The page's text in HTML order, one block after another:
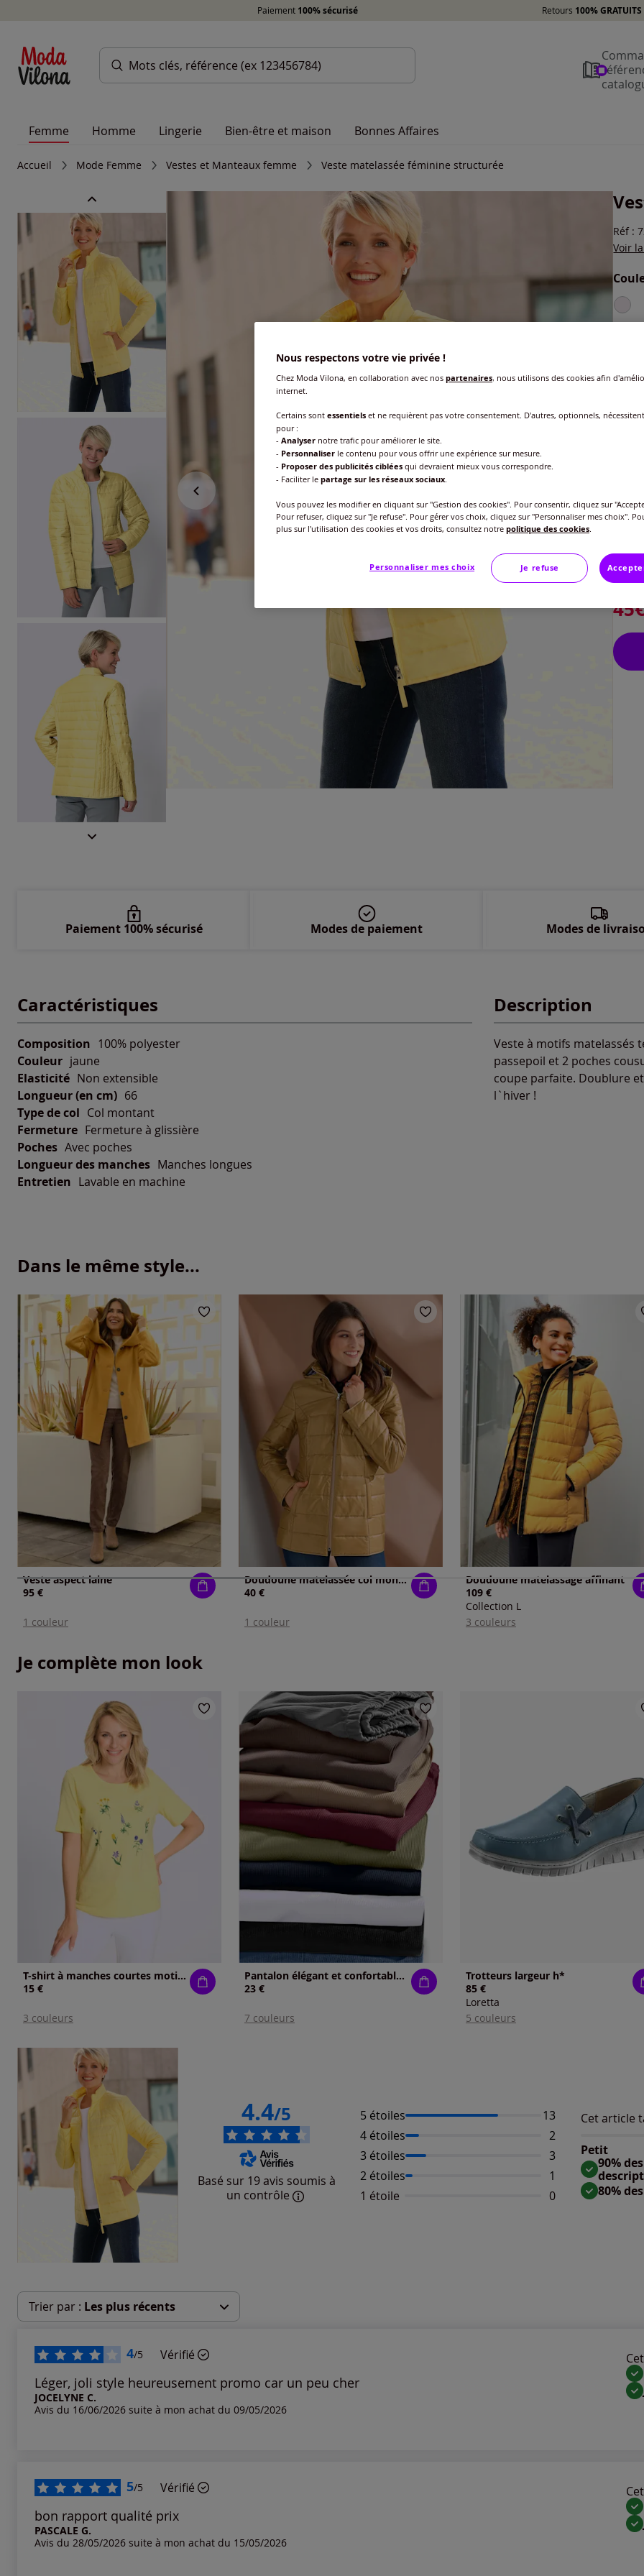
Paiement 100% sécurisé Retours 100%
Femme Homme Lingerie Bien-être et maison Bonnes Affaires
Accueil Mode Femme Vestes et Manteaux femme Veste matelassée féminine structurée
Réf :
Voir
40
42 -
58
45
Caractéristiques
Composition 100% polyester
Couleur jaune
Elasticité Non extensible
Longueur (en cm) 66
Type de col Col montant
Fermeture Fermeture à glissière
Poches Avec poches
Longueur des manches Manches longues
Entretien Lavable en machine
Description
Veste à motifs matelassés
passepoil et 2 poches
coupe parfaite. Doublure
l`hiver !
Paiement 100% sécurisé Modes de paiement Modes de
Dans le même style...
Veste aspect laine
95 €
1 couleur
Doudoune matelassée col montant avec capuche
40 €
1 couleur
Doudoune matelassage affinant
109 €
Collection L
3 couleurs
Je complète mon look
T-shirt à manches courtes motif floral devant
15 €
3 couleurs
Pantalon élégant et confortable à plis
23 €
7 couleurs
Trotteurs largeur h*
85 €
Loretta
5 couleurs
4.4/5
Basé sur 19 avis soumis à
un contrôle
5 étoiles Nombre d'avis :
13
4 étoiles
Nombre d'avis :
2
3 étoiles
Nombre d'avis :
3
2 étoiles
Nombre d'avis :
1
1 étoile
Aucun avis
0
Cet article
Petit
Répartition
Taille
90%
80%
Trier par : Les plus récents
Les plus anciens
4/5 Vérifié
Léger, joli style heureusement promo car un peu cher
JOCELYNE C.
Avis du 16/06/2026 suite à mon achat du 09/05/2026
5/5 Vérifié
bon rapport qualité prix
PASCALE G.
Avis du 28/05/2026 suite à mon achat du 15/05/2026
Nous respectons votre vie privée !
Chez Moda Vilona, en collaboration avec nos partenaires, nous utilisons des cookies afin
internet.
Certains sont essentiels et ne requièrent pas votre consentement. D'autres, optionnels,
pour :
- Analyser notre trafic pour améliorer le site.
- Personnaliser le contenu pour vous offrir une expérience sur mesure.
- Proposer des publicités ciblées qui devraient mieux vous correspondre.
- Faciliter le partage sur les réseaux sociaux.
Vous pouvez les modifier en cliquant sur "Gestion des cookies". Pour consentir, cliquez sur
Pour refuser, cliquez sur "Je refuse". Pour gérer vos choix, cliquez sur "Personnaliser mes choix".
plus sur l'utilisation des cookies et vos droits, consultez notre politique des cookies.
Personnaliser mes choix Je refuse